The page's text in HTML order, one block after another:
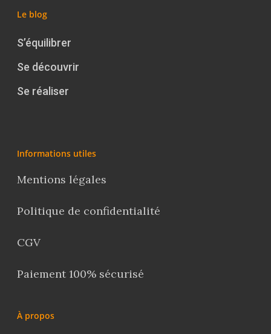
Le blog
S’équilibrer
Se découvrir
Se réaliser
Informations utiles
Mentions légales
Politique de confidentialité
CGV
Paiement 100% sécurisé
À propos